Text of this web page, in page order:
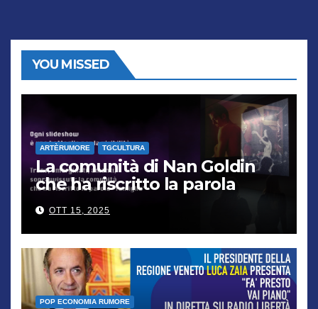
YOU MISSED
ARTÈRUMORE TGCULTURA
La comunità di Nan Goldin
che ha riscritto la parola
“famiglia”
OTT 15, 2025
POP ECONOMIA RUMORE